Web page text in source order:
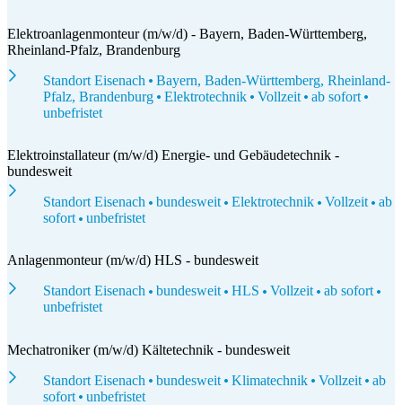
Elektroanlagenmonteur (m/w/d) - Bayern, Baden-Württemberg,
Rheinland-Pfalz, Brandenburg
Standort Eisenach
Bayern, Baden-Württemberg, Rheinland-
Pfalz, Brandenburg
Elektrotechnik Vollzeit
ab sofort
unbefristet
Elektroinstallateur (m/w/d) Energie- und Gebäudetechnik -
bundesweit
Standort Eisenach
bundesweit Elektrotechnik Vollzeit
ab
sofort
unbefristet
Anlagenmonteur (m/w/d) HLS - bundesweit
Standort Eisenach
bundesweit HLS Vollzeit
ab sofort
unbefristet
Mechatroniker (m/w/d) Kältetechnik - bundesweit
Standort Eisenach
bundesweit Klimatechnik Vollzeit
ab
sofort
unbefristet